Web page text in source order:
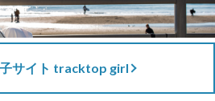
サイト tracktop girl